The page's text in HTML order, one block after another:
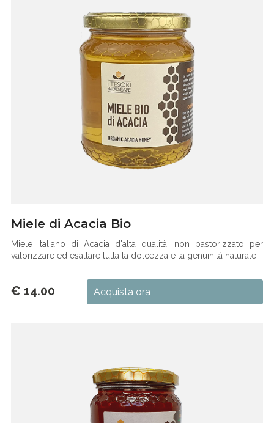
Miele di Acacia Bio
Miele italiano di Acacia d'alta qualità, non pastorizzato per
valorizzare ed esaltare tutta la dolcezza e la genuinità naturale.
€ 14.00 Acquista ora